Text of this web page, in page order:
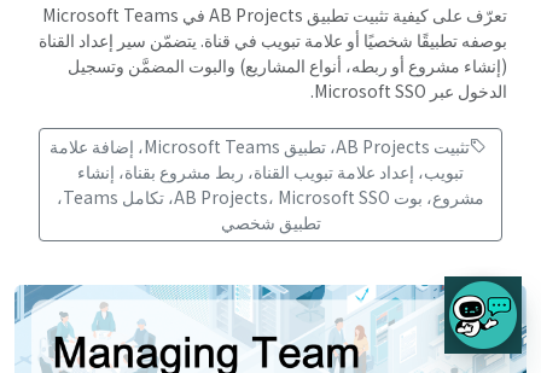
تعرّف على كيفية تثبيت تطبيق AB Projects في Microsoft Teams
بوصفه تطبيقًا شخصيًا أو علامة تبويب في قناة. يتضمّن سير إعداد القناة
(إنشاء مشروع أو ربطه، أنواع المشاريع) والبوت المضمَّن وتسجيل
الدخول عبر Microsoft SSO.
تثبيت AB Projects، تطبيق Microsoft Teams، إضافة علامة
تبويب، إعداد علامة تبويب القناة، ربط مشروع بقناة، إنشاء
مشروع، بوت AB Projects، Microsoft SSO، تكامل Teams،
تطبيق شخصي